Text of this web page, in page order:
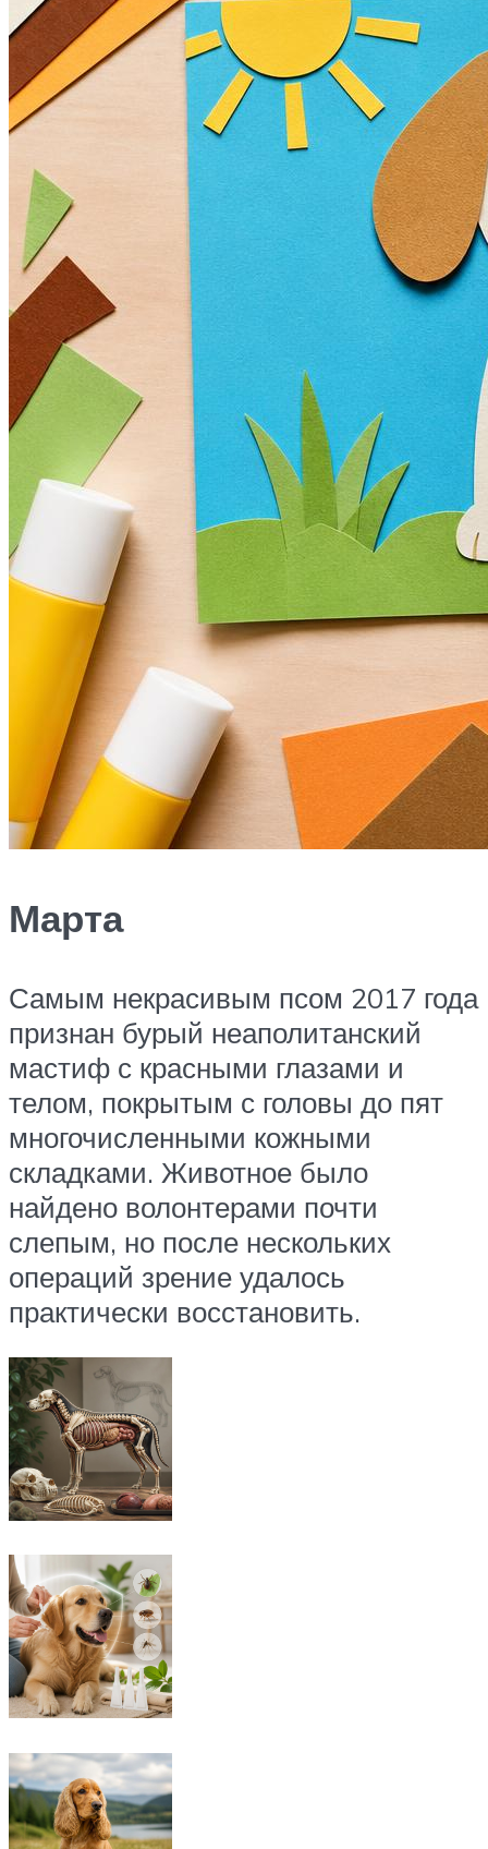
Марта
Самым некрасивым псом 2017 года
признан бурый неаполитанский
мастиф с красными глазами и
телом, покрытым с головы до пят
многочисленными кожными
складками. Животное было
найдено волонтерами почти
слепым, но после нескольких
операций зрение удалось
практически восстановить.